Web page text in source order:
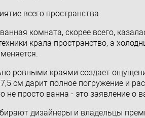
всего пространства
комната, скорее всего,
крала пространство, а
ровными краями создает
см дарит полное погружение и
просто ванна - это заявление о
дизайнеры и владельцы